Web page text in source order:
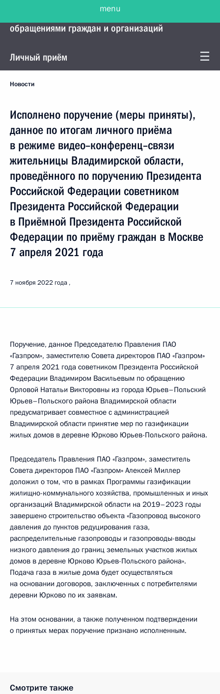
Управление Президента по работе с
обращениями граждан и организаций
Личный приём
Новости
Исполнено поручение (меры приняты),
данное по итогам личного приёма
в режиме видео–конференц–связи
жительницы Владимирской области,
проведённого по поручению Президента
Российской Федерации советником
Президента Российской Федерации
в Приёмной Президента Российской
Федерации по приёму граждан в Москве
7 апреля 2021 года
7 ноября 2022 года
Поручение, данное Председателю Правления ПАО
«Газпром», заместителю Совета директоров ПАО «Газпром»
7 апреля 2021 года советником Президента Российской
Федерации Владимиром Васильевым по обращению
Орловой Натальи Викторовны из города Юрьев–Польский
Юрьев–Польского района Владимирской области
предусматривает совместное с администрацией
Владимирской области принятие мер по газификации
жилых домов в деревне Юрково Юрьев-Польского района.
Председатель Правления ПАО «Газпром», заместитель
Совета директоров ПАО «Газпром» Алексей Миллер
доложил о том, что в рамках Программы газификации
жилищно-коммунального хозяйства, промышленных и иных
организаций Владимирской области на 2019–2023 годы
завершено строительство объекта «Газопровод высокого
давления до пунктов редуцирования газа,
распределительные газопроводы и газопроводы-вводы
низкого давления до границ земельных участков жилых
домов в деревне Юрково Юрьев-Польского района».
Подача газа в жилые дома будет осуществляться
на основании договоров, заключенных с потребителями
деревни Юрково по их заявкам.
На этом основании, а также полученном подтверждении
о принятых мерах поручение признано исполненным.
Смотрите также